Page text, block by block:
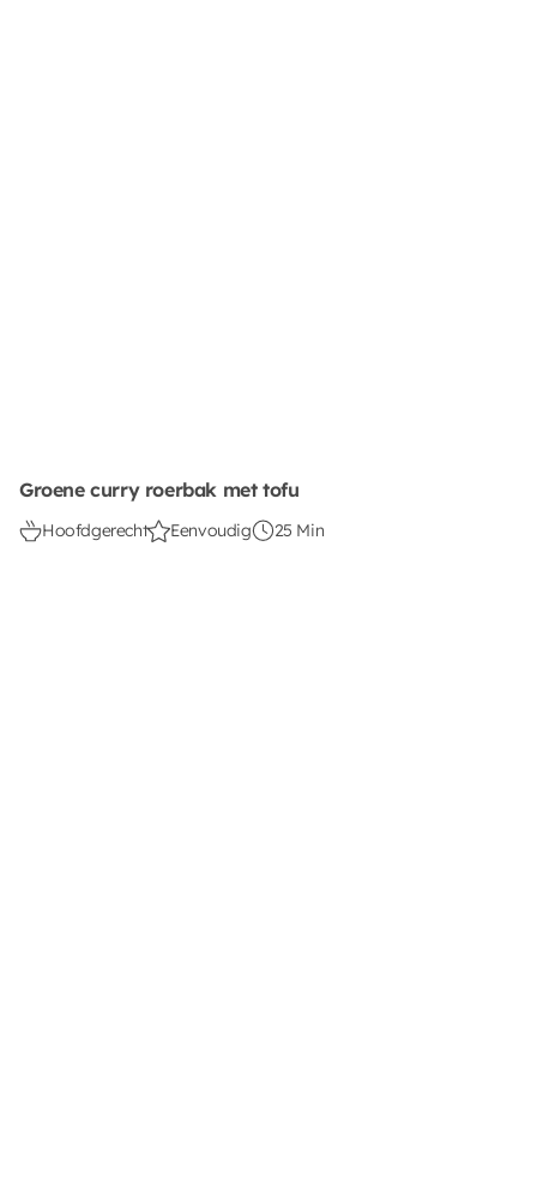
Groene curry roerbak met tofu
Hoofdgerecht Eenvoudig 25 Min